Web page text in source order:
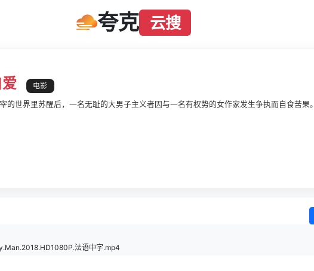
夸克 云搜
电影
的世界里苏醒后，一名无耻的大男子主义者因与一名有权势的女作家发生争执而自食苦果。
法语中字.mp4